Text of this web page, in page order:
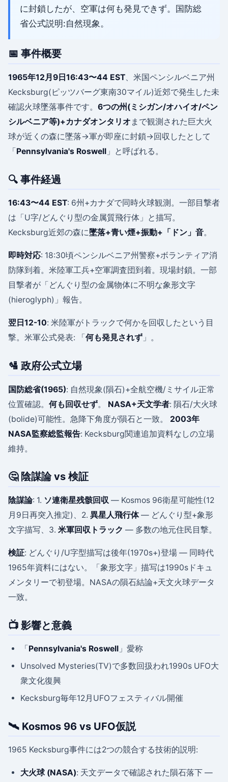
に封鎖したが、空軍は何も発見できず。国防総
省公式説明:自然現象。
📅 事件概要
1965年12月9日16:43〜44 EST、米国ペンシルベニア州
Kecksburg(ピッツバーグ東南30マイル)近郊で発生した未
確認火球墜落事件です。 6つの州(ミシガン/オハイオ/ペン
シルベニア等)+カナダオンタリオ まで観測された巨大火
球が近くの森に墜落→軍が即座に封鎖→回収したとして
「Pennsylvania's Roswell 」と呼ばれる。
🔍 事件経過
16:43〜44 EST: 6州+カナダで同時火球観測。一部目撃者
は「U字/どんぐり型の金属質飛行体」と描写。
Kecksburg近郊の森に墜落+青い煙+振動+「ドン」音。
即時対応: 18:30頃ペンシルベニア州警察+ボランティア消
防隊到着。米陸軍工兵+空軍調査団到着。現場封鎖。一部
目撃者が「どんぐり型の金属物体に不明な象形文字
(hieroglyph)」報告。
翌日12-10: 米陸軍がトラックで何かを回収したという目
撃。米軍公式発表: 「 何も発見されず 」。
🛂 政府公式立場
国防総省(1965): 自然現象(隕石)+全航空機/ミサイル正常
位置確認。 何も回収せず。 NASA+天文学者: 隕石/大火球
(bolide)可能性。急降下角度が隕石と一致。 2003年
NASA監察総監報告: Kecksburg関連追加資料なしの立場
維持。
🤔 陰謀論 vs 検証
陰謀論: 1. ソ連衛星残骸回収 — Kosmos 96衛星可能性(12
月9日再突入推定)、2. 異星人飛行体— どんぐり型+象形
文字描写、3. 米軍回収トラック — 多数の地元住民目撃。
検証: どんぐり/U字型描写は後年(1970s+)登場 — 同時代
1965年資料にはない。「象形文字」描写は1990sドキュ
メンタリーで初登場。NASAの隕石結論+天文火球データ
一致。
📺 影響と意義
「 Pennsylvania's Roswell 」愛称
Unsolved Mysteries(TV)で多数回扱われ1990s UFO大
衆文化復興
Kecksburg毎年12月UFOフェスティバル開催
🛰 Kosmos 96 vs UFO仮説
1965 Kecksburg事件には2つの競合する技術的説明:
大火球 (NASA): 天文データで確認された隕石落下 —